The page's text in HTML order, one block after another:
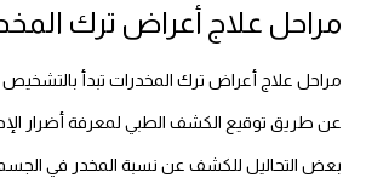
مراحل علاج أعراض ترك
مراحل علاج أعراض ترك المخدرات تبدأ بالتشخيص
عن طريق توقيع الكشف الطبي لمعرفة أضرار
بعض التحاليل للكشف عن نسبة المخدر في